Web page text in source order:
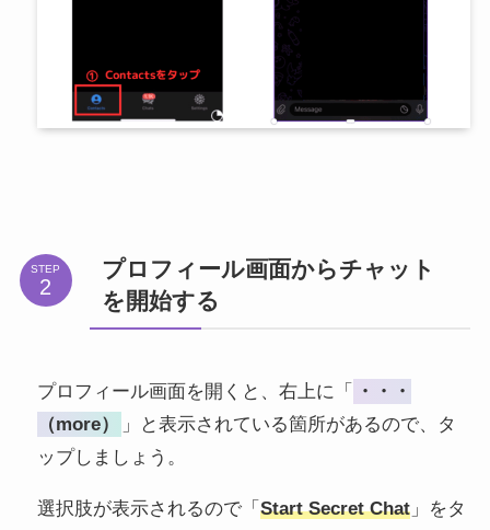
STEP
プロフィール画面からチャット
を開始する
プロフィール画面を開くと、右上に「
・・・
（more）
」と表示されている箇所があるので、タ
ップしましょう。
選択肢が表示されるので「 Start Secret Chat」をタ